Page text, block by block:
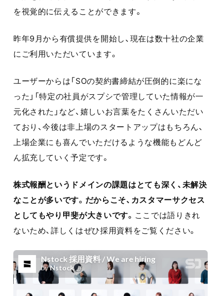
を視覚的に伝えることができます。
昨年9月から有償提供を開始し、現在は数十社の企業
にご利用いただいています。
ユーザーからは「SOの契約書締結が圧倒的に楽にな
った」「特定の社員がスプシで管理していた情報が一
元化された」など、嬉しいお言葉をたくさんいただい
ており、今後は非上場のスタートアップはもちろん、
上場企業にも喜んでいただけるような機能もどんど
ん拡充していく予定です。
株式報酬というドメインの課題はとても深く、未解決
なことが多いです。だからこそ、カスタマーサクセス
としてもやり甲斐が大きいです。 ここでは語りきれ
ないため、詳しくはぜひ採用資料をご覧ください。